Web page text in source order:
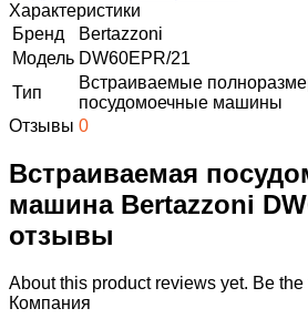
Характеристики
Бренд
Bertazzoni
Модель DW60EPR/21
Тип
Встраиваемые
посудомоечные машины
Отзывы 0
Встраиваемая
машина Bertazzoni
отзывы
About this product reviews yet. Be the
Компания